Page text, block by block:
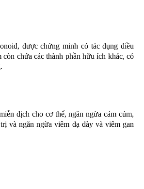
được chứng minh có tác dụng điều
chứa các thành phần hữu ích khác, có
dịch cho cơ thể, ngăn ngừa cảm cúm,
và ngăn ngừa viêm dạ dày và viêm gan